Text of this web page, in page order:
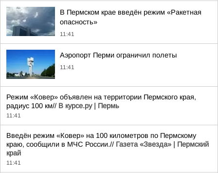
В Пермском крае введён режим «Ракетная
опасность»
11:41
Аэропорт Перми ограничил полеты
11:41
Режим «Ковер» объявлен на территории Пермского края,
радиус 100 км// В курсе.ру | Пермь
11:41
Введён режим «Ковер» на 100 километров по Пермскому
краю, сообщили в МЧС России.// Газета «Звезда» | Пермский
край
11:41